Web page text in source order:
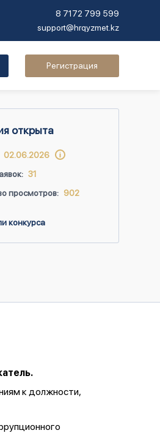
8 7172 799 599
support@hrqyzmet.kz
Регистрация
открыта
02.06.2026
31
просмотров: 902
конкурса
к должности,